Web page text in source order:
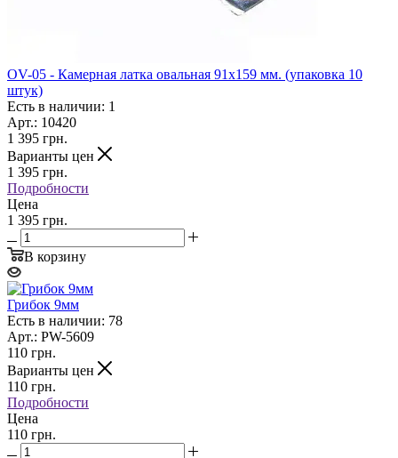
OV-05 - Камерная латка овальная 91х159 мм. (упаковка 10
штук)
Есть в наличии: 1
Арт.: 10420
1 395 грн.
Варианты цен
1 395 грн.
Подробности
Цена
1 395 грн.
В корзину
Грибок 9мм
Есть в наличии: 78
Арт.: PW-5609
110 грн.
Варианты цен
110 грн.
Подробности
Цена
110 грн.